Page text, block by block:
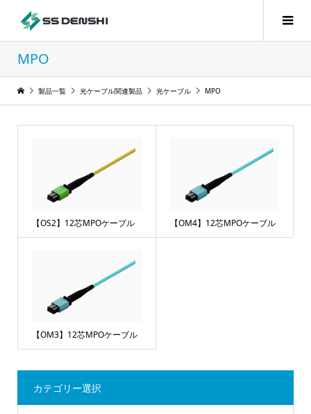
MPO
製品一覧 光ケーブル関連製品 光ケーブル MPO
【OS2】12芯MPOケーブル 【OM4】12芯MPOケーブル
【OM3】12芯MPOケーブル
カテゴリー選択